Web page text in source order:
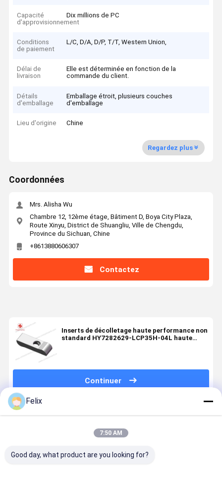
Capacité
d'approvisionnement
Dix millions de PC
Conditions
de paiement
L/C, D/A, D/P, T/T, Western Union,
Délai de
livraison
Elle est déterminée en fonction de la
commande du client.
Détails
d'emballage
Emballage étroit, plusieurs couches
d'emballage
Lieu d'origine Chine
Regardez plus
Coordonnées
Mrs. Alisha Wu
Chambre 12, 12ème étage, Bâtiment D, Boya City Plaza,
Route Xinyu, District de Shuangliu, Ville de Chengdu,
Province du Sichuan, Chine
+8613880606307
Contactez
Inserts de décolletage haute performance non
standard HY7282629-LCP35H-04L haute
Continuer
Produits Recommandés
Felix
7:50 AM
Good day, what product are you looking for?